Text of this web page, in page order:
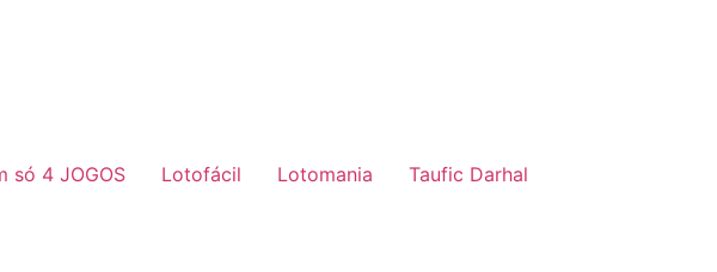
só 4 JOGOS Lotofácil Lotomania
Taufic Darhal